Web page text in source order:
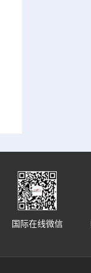
国际在线微信